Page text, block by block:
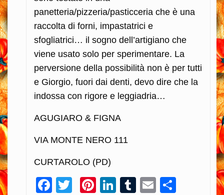
panetteria/pizzeria/pasticceria che è una
raccolta di forni, impastatrici e
sfogliatrici… il sogno dell’artigiano che
viene usato solo per sperimentare. La
perversione della possibilità non è per tutti
e Giorgio, fuori dai denti, devo dire che la
indossa con rigore e leggiadria…
AGUGIARO & FIGNA
VIA MONTE NERO 111
CURTAROLO (PD)
Facebook
TwitterPinterest
LinkedIn
Tumblr
Email